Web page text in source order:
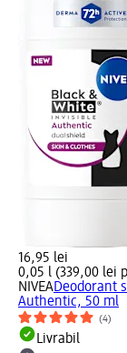
16,95 lei
0,05 l (339,00 lei
NIVEADeodorant
Authentic, 50 ml
(4)
Livrabil